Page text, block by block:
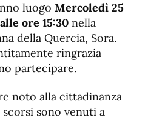
luogo Mercoledì 25
ore 15:30 nella
della Quercia, Sora.
ringrazia
partecipare.
noto alla cittadinanza
sono venuti a